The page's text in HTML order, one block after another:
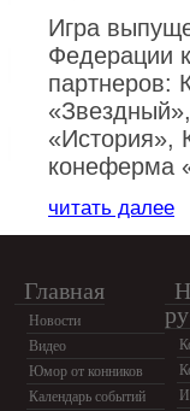
Игра
Федерации
партнеров:
«История»,
конеферма
читать далее
Главная
Новости
Видео
Юмор от конников
Календарь событий